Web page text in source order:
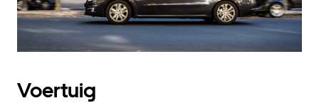
Voertuig